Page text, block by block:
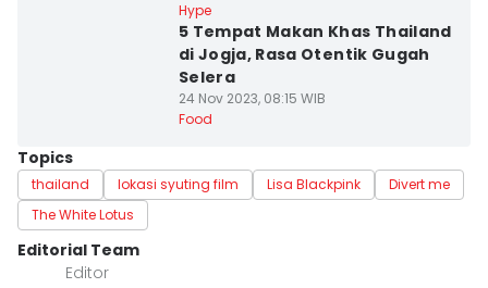
Hype
5 Tempat Makan Khas Thailand
di Jogja, Rasa Otentik Gugah
Selera
24 Nov 2023, 08:15 WIB
Food
Topics
thailand lokasi syuting film Lisa Blackpink
Divert me
The White Lotus
Editorial Team
Editor